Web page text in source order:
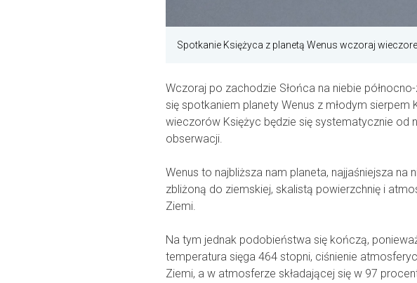
Spotkanie Księżyca z planetą Wenus wczoraj
Wczoraj po zachodzie Słońca na niebie
się spotkaniem planety Wenus z młodym sierpem
wieczorów Księżyc będzie się systematycznie od
obserwacji.
Wenus to najbliższa nam planeta, najjaśniejsza na
zbliżoną do ziemskiej, skalistą powierzchnię i
Ziemi.
Na tym jednak podobieństwa się kończą,
temperatura sięga 464 stopni, ciśnienie
Ziemi, a w atmosferze składającej się w 97